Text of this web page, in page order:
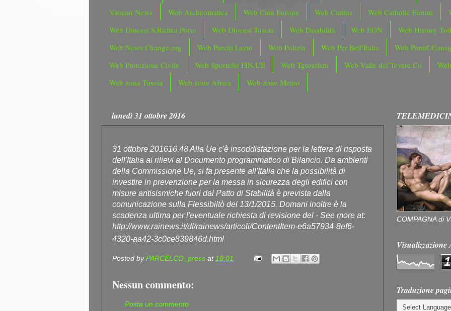
Vatican News
Web Archeomatica Web Cam Europa Web Caritas Web Catholic Forum
Web Diocesi S.Rufina Porto
Web Diocesi Tuscia Web Disabilità Web EON
Web History
Web News Change.org
Web Parchi Lazio Web Polizia Web Per Bell'Italia
Web
Web Protezione Civile
Web Sportello FIN.UE Web Tgtourism Web Valle del Tevere Co
Web zona Tuscia
Web zone Africa Web zone Meteo
lunedì 31 ottobre 2016
31 ottobre 201616.48 Alla Ue c'è insoddisfazione per la lettera di risposta
dell'Italia ai rilievi al Documento programmatico di Bilancio. Da ambienti
della Commissione Ue, si fa presente all'Italia che la possibilità di
investire in prevenzione per la messa in sicurezza degli edifici con
misure antisismiche fuori dal Patto di Stabilità è prevista dalla
comunicazione sulla Flessibiltò del 13/1/2015. Domani inoltre è la
scadenza ultima per l'eventuale richiesta di revisione del - See more at:
http://www.rainews.it/dl/rainews/articoli/ContentItem-e6a57934-8ef6-
4320-aa42-3c0ce839846d.html
Posted byPARCELCO_press at 19:01
Nessun commento:
Posta un commento
COMPAGNA di
1
Traduzione